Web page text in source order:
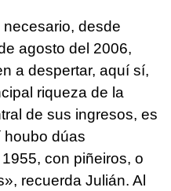
desde
agosto del 2006,
a despertar, aquí sí,
riqueza de la
de sus ingresos, es
houbo dúas
con piñeiros, o
, recuerda Julián. Al